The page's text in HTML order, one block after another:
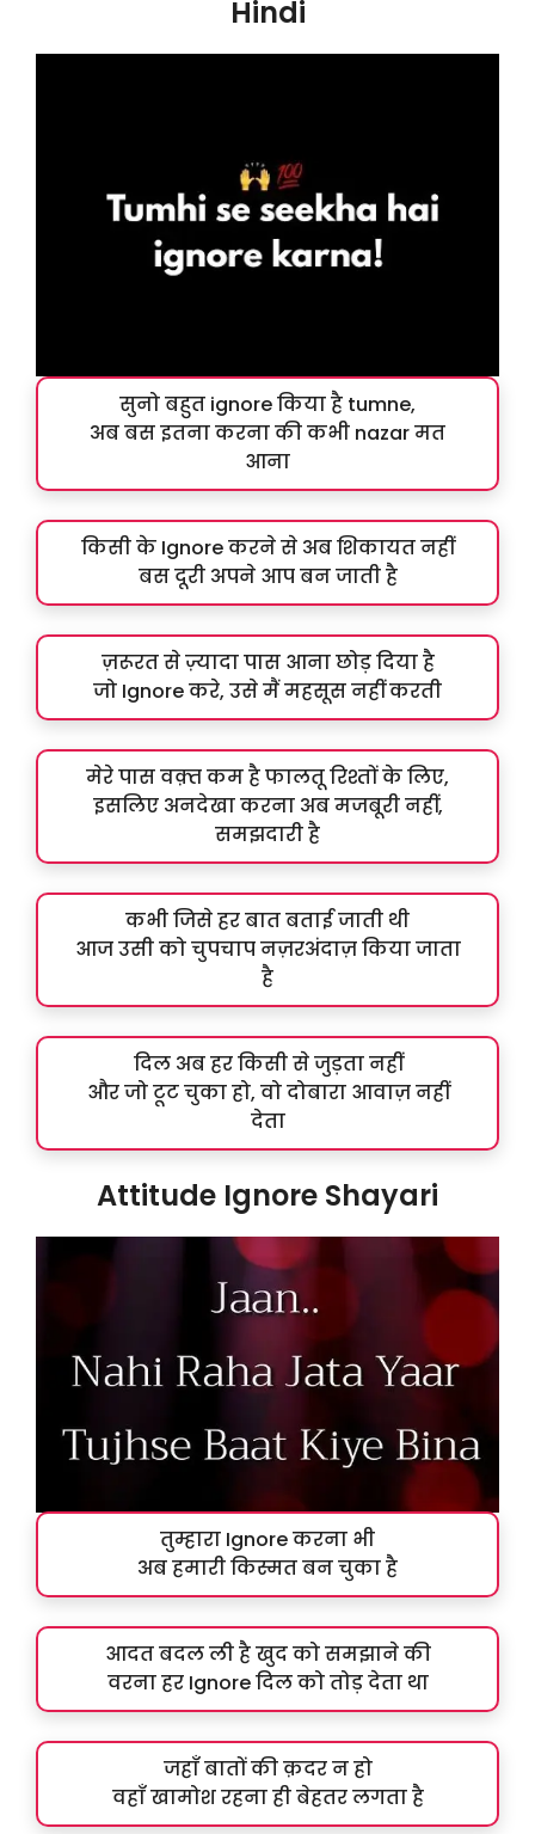
Hindi
सुनो बहुत ignore किया है tumne,
अब बस इतना करना की कभी nazar मत
आना
किसी के Ignore करने से अब शिकायत नहीं
बस दूरी अपने आप बन जाती है
ज़रूरत से ज़्यादा पास आना छोड़ दिया है
जो Ignore करे, उसे मैं महसूस नहीं करती
मेरे पास वक़्त कम है फालतू रिश्तों के लिए,
इसलिए अनदेखा करना अब मजबूरी नहीं,
समझदारी है
कभी जिसे हर बात बताई जाती थी
आज उसी को चुपचाप नज़रअंदाज़ किया जाता
है
दिल अब हर किसी से जुड़ता नहीं
और जो टूट चुका हो, वो दोबारा आवाज़ नहीं
देता
Attitude Ignore Shayari
तुम्हारा Ignore करना भी
अब हमारी किस्मत बन चुका है
आदत बदल ली है खुद को समझाने की
वरना हर Ignore दिल को तोड़ देता था
जहाँ बातों की क़दर न हो
वहाँ खामोश रहना ही बेहतर लगता है